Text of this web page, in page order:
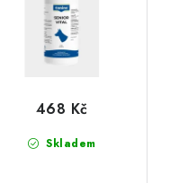
Skladem
468 Kč